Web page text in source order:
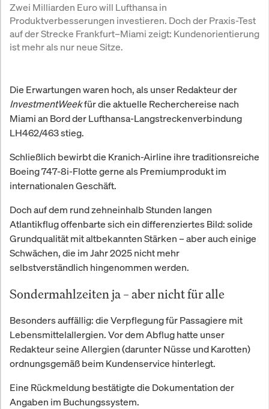
Zwei Milliarden Euro will Lufthansa in
Produktverbesserungen investieren. Doch der Praxis-Test
auf der Strecke Frankfurt–Miami zeigt: Kundenorientierung
ist mehr als nur neue Sitze.
Die Erwartungen waren hoch, als unser Redakteur der
InvestmentWeekfür die aktuelle Recherchereise nach
Miami an Bord der Lufthansa-Langstreckenverbindung
LH462/463 stieg.
Schließlich bewirbt die Kranich-Airline ihre traditionsreiche
Boeing 747-8i-Flotte gerne als Premiumprodukt im
internationalen Geschäft.
Doch auf dem rund zehneinhalb Stunden langen
Atlantikflug offenbarte sich ein differenziertes Bild: solide
Grundqualität mit altbekannten Stärken – aber auch einige
Schwächen, die im Jahr 2025 nicht mehr
selbstverständlich hingenommen werden.
Sondermahlzeiten ja – aber nicht für alle
Besonders auffällig: die Verpflegung für Passagiere mit
Lebensmittelallergien. Vor dem Abflug hatte unser
Redakteur seine Allergien (darunter Nüsse und Karotten)
ordnungsgemäß beim Kundenservice hinterlegt.
Eine Rückmeldung bestätigte die Dokumentation der
Angaben im Buchungssystem.